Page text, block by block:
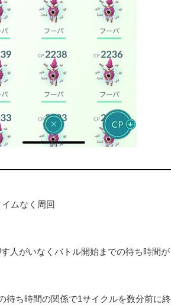
ムなく周回
人がいなくバトル開始までの待ち時間が
ち時間の関係で1サイクルを数分前に終